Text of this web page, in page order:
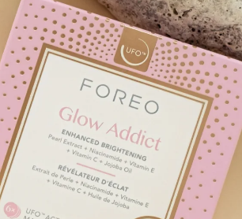
Zaloguj
Profil użytkownika
Moje urządzenia
Moje zamówienia
Moje adresy
Moje subskrypcje
Tech Elixir
Set
Deutsch
Español
Italiano
Português
Svenska
Русский
简体中文 繁體中文